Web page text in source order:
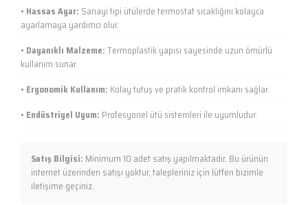
• Hassas Ayar: Sanayi tipi ütülerde termostat sıcaklığını kolayca
ayarlamaya yardımcı olur.
• Dayanıklı Malzeme:Termoplastik yapısı sayesinde uzun ömürlü
kullanım sunar.
• Ergonomik Kullanım: Kolay tutuş ve pratik kontrol imkanı sağlar.
• Endüstriyel Uyum: Profesyonel ütü sistemleri ile uyumludur.
Satış Bilgisi: Minimum 10 adet satış yapılmaktadır. Bu ürünün
internet üzerinden satışı yoktur, talepleriniz için lütfen bizimle
iletişime geçiniz.